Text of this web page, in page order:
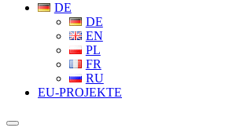
DE
DE
EN
PL
FR
RU
EU-PROJEKTE